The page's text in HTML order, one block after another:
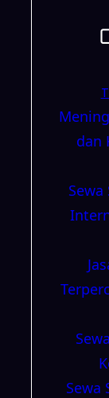
dan
Sewa